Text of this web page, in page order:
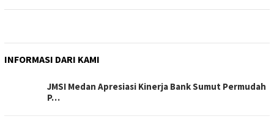
INFORMASI DARI KAMI
JMSI Medan Apresiasi Kinerja Bank Sumut Permudah
P…